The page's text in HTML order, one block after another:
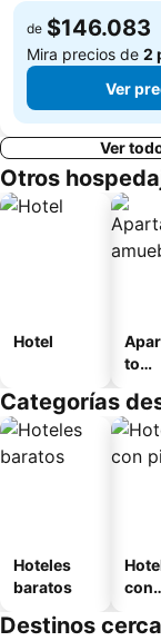
de $146.083
Mira precios de 2
Ver
Ver
Otros
Hotel
to
o
Categorías
Hoteles
baratos
con
Destinos